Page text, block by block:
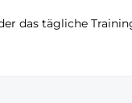
das tägliche